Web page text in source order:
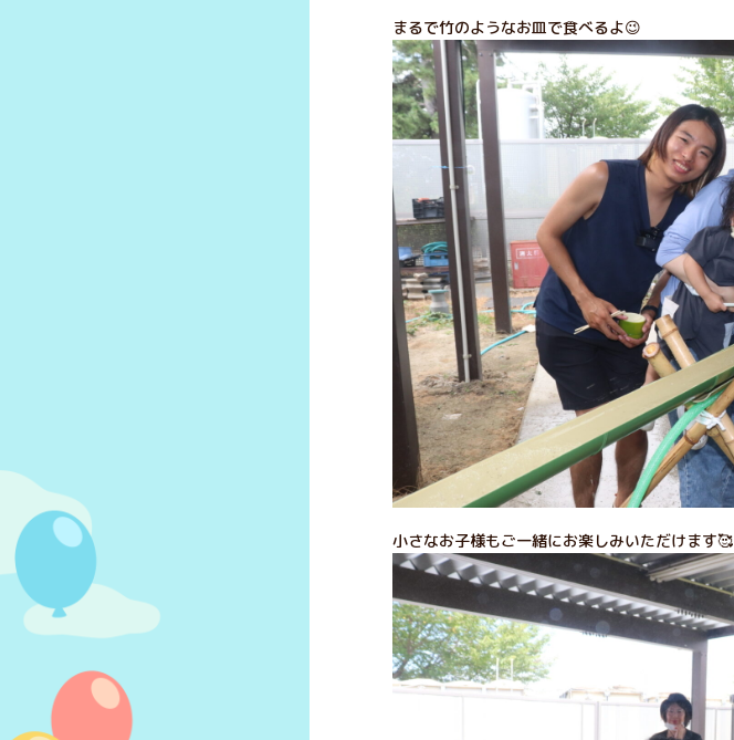
まるで竹のようなお皿で食べるよ😉
小さなお子様もご一緒にお楽しみいただけます🥰